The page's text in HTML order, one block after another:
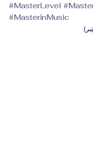
#MasterLevel
#MasterinMusic